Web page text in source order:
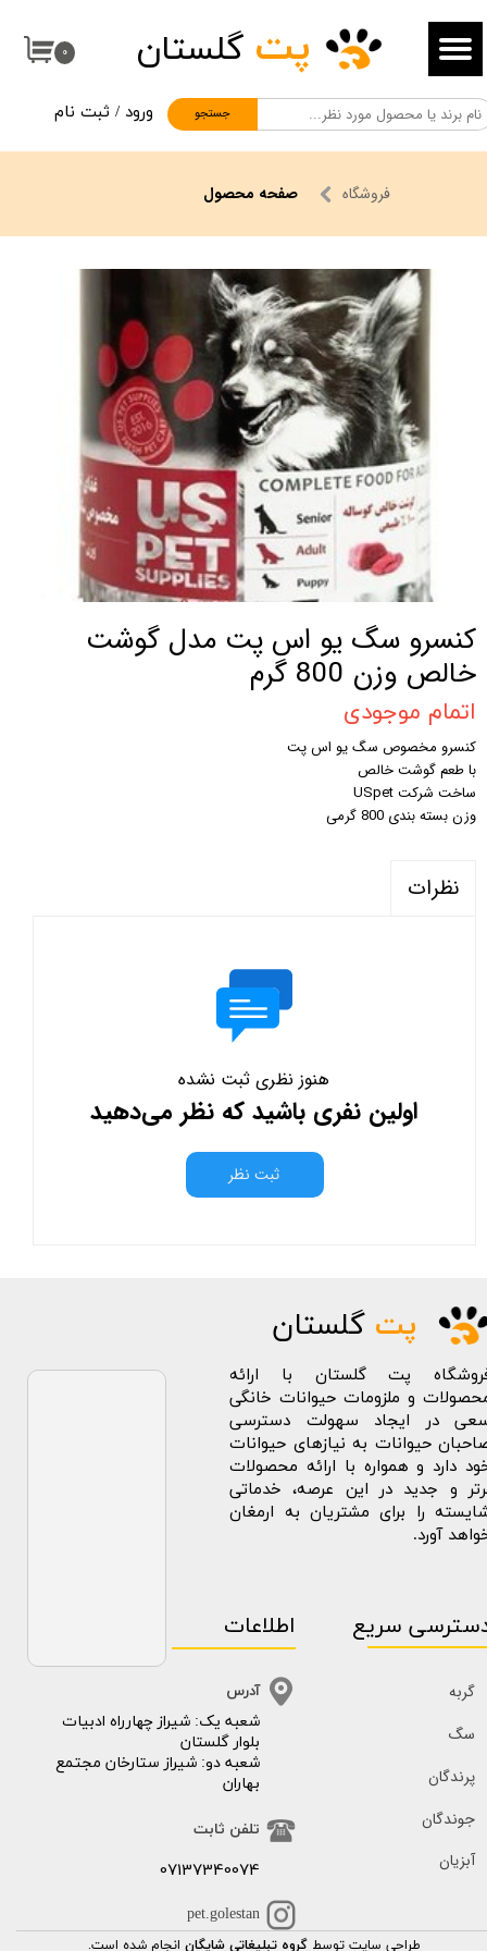
۰
جستجو
پت گلستان
ورود / ثبت نام
حساب کاربری من
تغییر گذر واژه
سفارشات
خروج از حساب کاربری
فروشگاه صفحه محصول
کنسرو سگ یو اس پت مدل گوشت
خالص وزن 800 گرم
اتمام موجودی
کنسرو مخصوص سگ یو اس پت
با طعم گوشت خالص
ساخت شرکت USpet
وزن بسته بندی 800 گرمی
نظرات
هنوز نظری ثبت نشده
اولین نفری باشید که نظر می‌دهید
ثبت نظر
پت گلستان
پت گلستان با ارائه
و ملزومات حیوانات خانگی
در ایجاد سهولت دسترسی
حیوانات به نیازهای حیوانات
دارد و همواره با ارائه محصولات
و جدید در این عرصه، خدماتی
را برای مشتریان به ارمغان
آورد.
سریع
گربه
سگ
پرندگان
جوندگان
آبزیان
​​شعبه یک: شیراز چهارراه ادبیات
بلوار گلستان
شعبه دو: شیراز ستارخان مجتمع
بهاران
اطلاعات
آدرس
تلفن ثابت
07137340074
pet.golestan
طراحی سایت توسط گروه تبلیغاتی شایگان انجام شده است.